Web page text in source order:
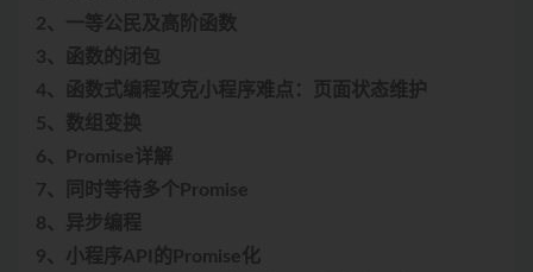
2、一等公民及高阶函数
3、函数的闭包
4、函数式编程攻克小程序难点：页面状态维护
5、数组变换
6、Promise详解
7、同时等待多个Promise
8、异步编程
9、小程序API的Promise化